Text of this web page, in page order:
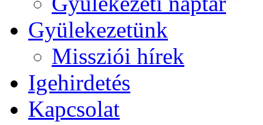
Gyülekezetünk
Missziói hírek
Igehirdetés
Kapcsolat